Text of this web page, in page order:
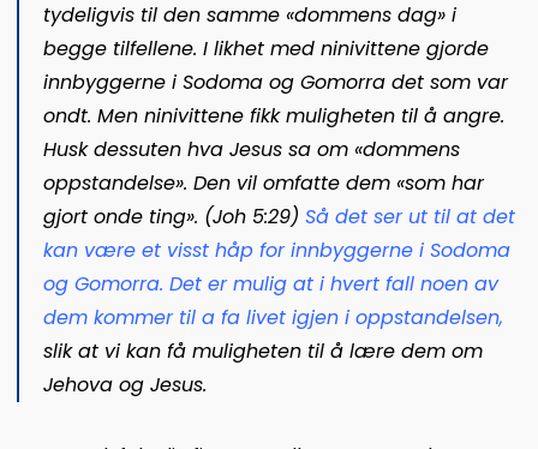
tydeligvis til den samme «dommens dag» i
begge tilfellene. I likhet med ninivittene gjorde
innbyggerne i Sodoma og Gomorra det som var
ondt. Men ninivittene fikk muligheten til å angre.
Husk dessuten hva Jesus sa om «dommens
oppstandelse». Den vil omfatte dem «som har
gjort onde ting». (Joh 5:29) Så det ser ut til at det
kan være et visst håp for innbyggerne i Sodoma
og Gomorra. Det er mulig at i hvert fall noen av
dem kommer til a fa livet igjen i oppstandelsen,
slik at vi kan få muligheten til å lære dem om
Jehova og Jesus.